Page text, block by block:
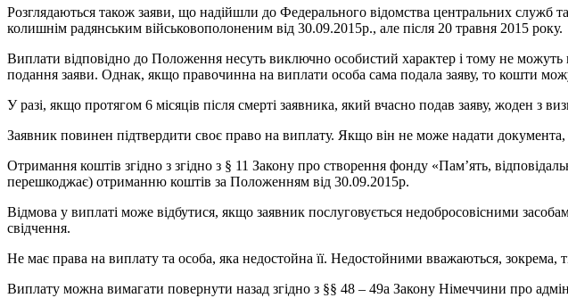
Розглядаються також заяви, що надійшли до Федерального відомства центральних
колишнім радянським військовополоненим від 30.09.2015р., але після 20 травня 2015 року.
Виплати відповідно до Положення несуть виключно особистий характер і тому не
подання заяви. Однак, якщо правочинна на виплати особа сама подала заяву, то кошти
У разі, якщо протягом 6 місяців після смерті заявника, який вчасно подав заяву, жоден з
Заявник повинен підтвердити своє право на виплату. Якщо він не може надати
Отримання коштів згідно з згідно з § 11 Закону про створення фонду «Пам’ять,
перешкоджає) отриманню коштів за Положенням від 30.09.2015р.
Відмова у виплаті може відбутися, якщо заявник послуговується недобросовісними
свідчення.
Не має права на виплату та особа, яка недостойна її. Недостойними вважаються,
Виплату можна вимагати повернути назад згідно з §§ 48 – 49а Закону Німеччини про